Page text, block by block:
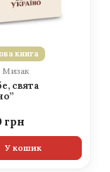
книга
Мизак
свята
У кошик